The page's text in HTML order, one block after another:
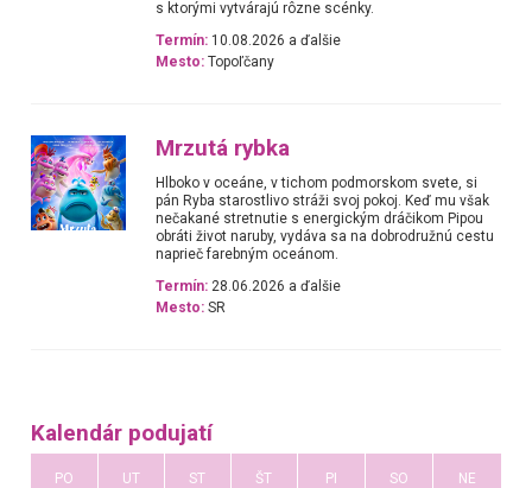
s ktorými vytvárajú rôzne scénky.
Termín: 10.08.2026 a ďalšie
Mesto: Topoľčany
Mrzutá rybka
Hlboko v oceáne, v tichom podmorskom svete, si
pán Ryba starostlivo stráži svoj pokoj. Keď mu však
nečakané stretnutie s energickým dráčikom Pipou
obráti život naruby, vydáva sa na dobrodružnú cestu
naprieč farebným oceánom.
Termín: 28.06.2026 a ďalšie
Mesto: SR
Kalendár podujatí
PO UT ST ŠT PI SO NE